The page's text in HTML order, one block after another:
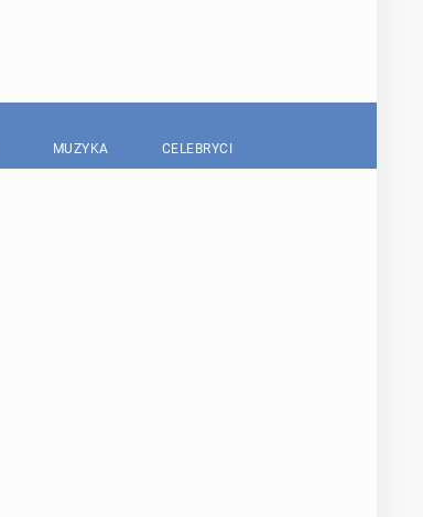
MUZYKA CELEBRYCI